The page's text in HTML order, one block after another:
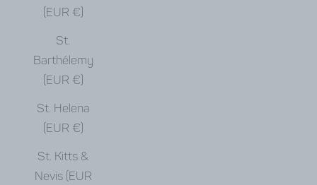
(EUR €)
St.
Barthélemy
(EUR €)
St. Helena
(EUR €)
St. Kitts &
Nevis (EUR